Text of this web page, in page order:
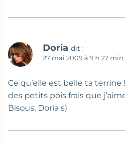
Doria dit :
27 mai 2009 à 9 h 27 min
Ce qu’elle est belle ta terrine
des petits pois frais que
Bisous, Doria s)